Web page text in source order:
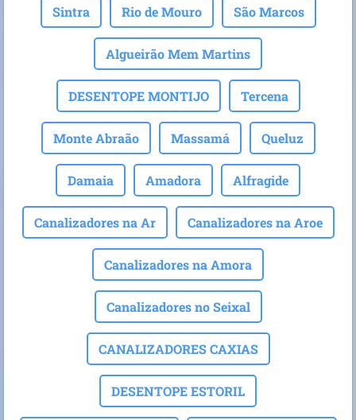
Sintra Rio de Mouro São Marcos
Algueirão Mem Martins
DESENTOPE MONTIJO Tercena
Monte Abraão Massamá Queluz
Damaia Amadora Alfragide
Canalizadores na Ar Canalizadores na Aroe
Canalizadores na Amora
Canalizadores no Seixal
CANALIZADORES CAXIAS
DESENTOPE ESTORIL